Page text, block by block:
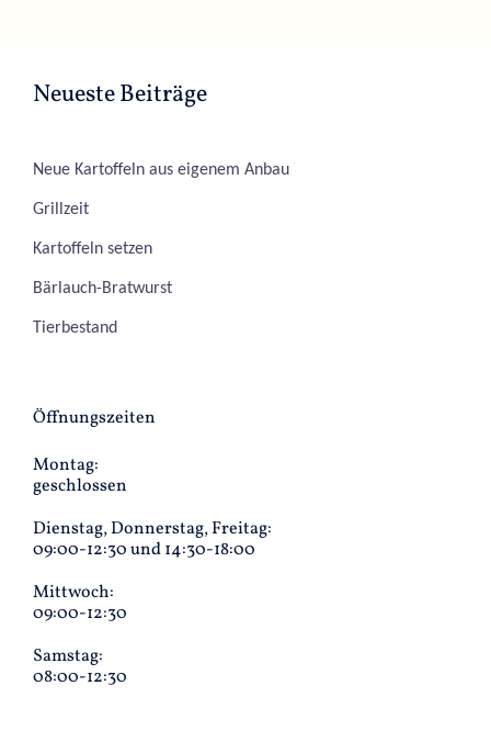
Neueste Beiträge
Neue Kartoffeln aus eigenem Anbau
Grillzeit
Kartoffeln setzen
Bärlauch-Bratwurst
Tierbestand
Öffnungszeiten
Montag:
geschlossen
Dienstag, Donnerstag, Freitag:
09:00-12:30 und 14:30-18:00
Mittwoch:
09:00-12:30
Samstag:
08:00-12:30